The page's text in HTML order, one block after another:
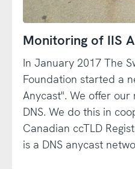
Monitoring of IIS
In January 2017 The
Foundation started a
Anycast". We offer
DNS. We do this in
Canadian ccTLD
is a DNS anycast